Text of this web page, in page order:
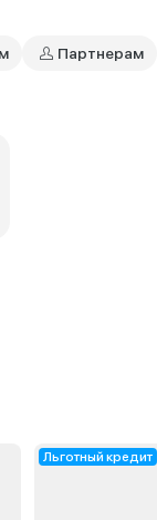
Партнерам
Льготный кредит